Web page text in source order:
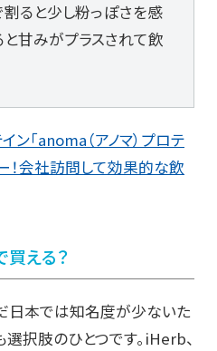
割ると少し粉っぽさを感
と甘みがプラスされて飲
ン「anoma（アノマ）プロテ
！会社訪問して効果的な飲
える？
日本では知名度が少ないた
択肢のひとつです。iHerb、